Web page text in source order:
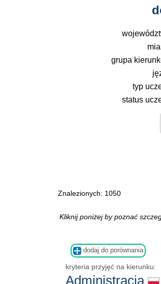
grupa
typ
status
Znalezionych: 1050
Kliknij poniżej by poznać
dodaj do porównania
kryteria przyjęć na kierunku:
Administracja